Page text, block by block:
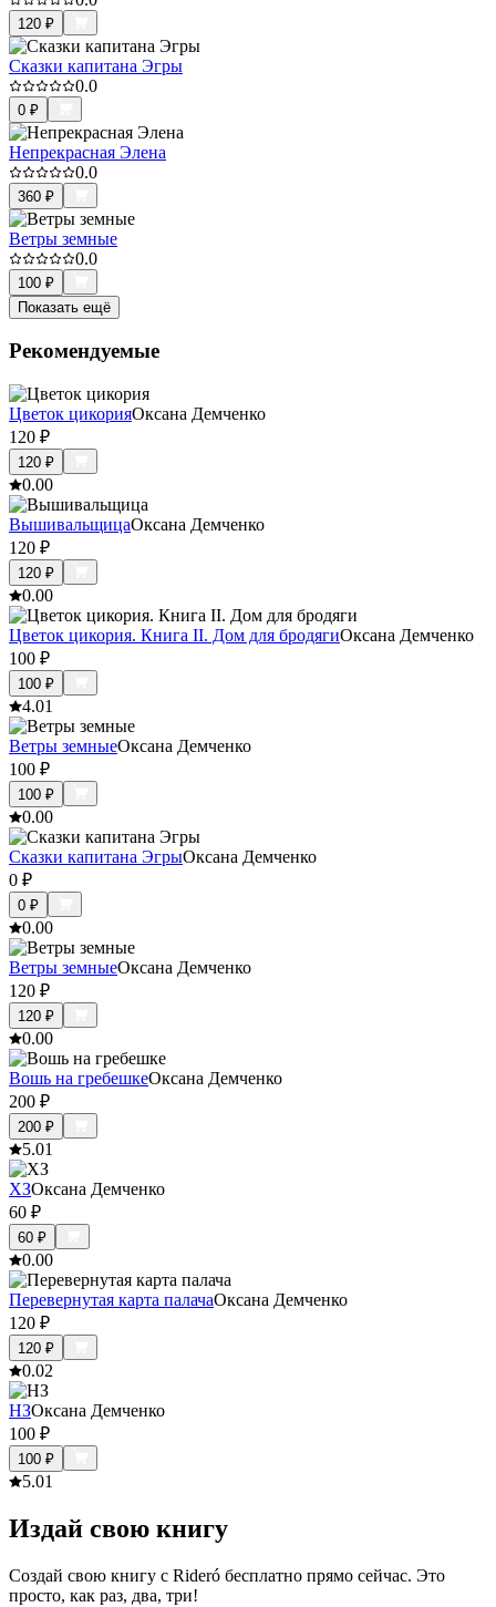
120 ₽
Сказки капитана Эгры
0.0
0 ₽
Непрекрасная Элена
0.0
360 ₽
Ветры земные
0.0
100 ₽
Показать ещё
Рекомендуемые
Цветок цикорияОксана Демченко
120 ₽
120 ₽
0.00
ВышивальщицаОксана Демченко
120 ₽
120 ₽
0.00
Цветок цикория. Книга II. Дом для бродягиОксана Демченко
100 ₽
100 ₽
4.01
Ветры земныеОксана Демченко
100 ₽
100 ₽
0.00
Сказки капитана ЭгрыОксана Демченко
0 ₽
0 ₽
0.00
Ветры земныеОксана Демченко
120 ₽
120 ₽
0.00
Вошь на гребешкеОксана Демченко
200 ₽
200 ₽
5.01
ХЗОксана Демченко
60 ₽
60 ₽
0.00
Перевернутая карта палачаОксана Демченко
120 ₽
120 ₽
0.02
НЗОксана Демченко
100 ₽
100 ₽
5.01
Издай свою книгу
Создай свою книгу с Rideró бесплатно прямо сейчас. Это
просто, как раз, два, три!